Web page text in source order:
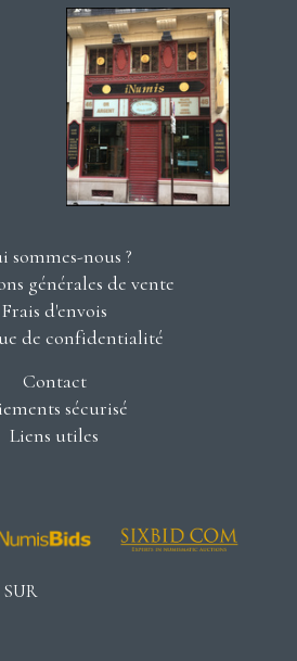
sommes-nous ?
générales de vente
Frais d'envois
de confidentialité
Contact
sécurisé
Liens utiles